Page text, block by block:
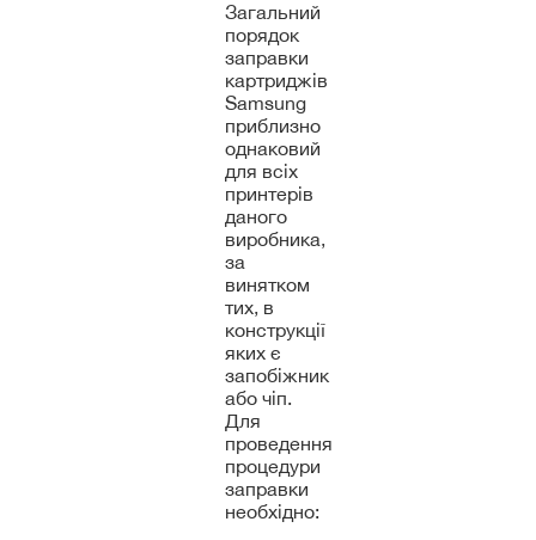
Загальний
порядок
заправки
картриджів
Samsung
приблизно
однаковий
для всіх
принтерів
даного
виробника,
за
винятком
тих, в
конструкції
яких є
запобіжник
або чіп.
Для
проведення
процедури
заправки
необхідно: